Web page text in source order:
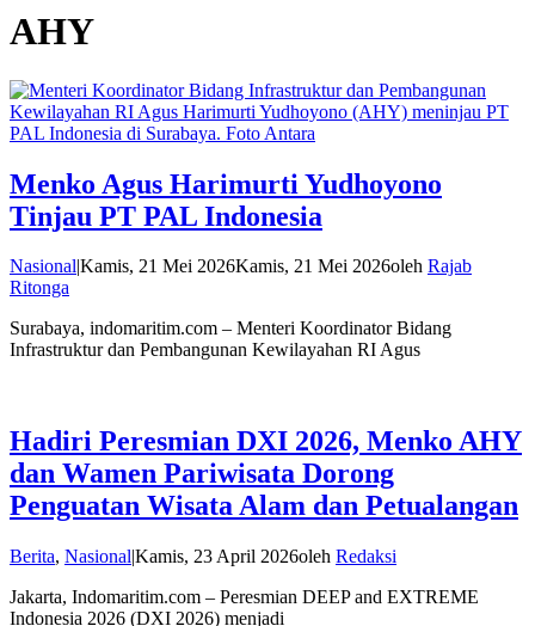
AHY
Menko Agus Harimurti Yudhoyono
Tinjau PT PAL Indonesia
NasionalKamis, 21 Mei 2026Kamis, 21 Mei 2026oleh Rajab
Ritonga
Surabaya, indomaritim.com – Menteri Koordinator Bidang
Infrastruktur dan Pembangunan Kewilayahan RI Agus
Hadiri Peresmian DXI 2026, Menko AHY
dan Wamen Pariwisata Dorong
Penguatan Wisata Alam dan Petualangan
Berita, Nasional|Kamis, 23 April 2026oleh Redaksi
Jakarta, Indomaritim.com – Peresmian DEEP and EXTREME
Indonesia 2026 (DXI 2026) menjadi